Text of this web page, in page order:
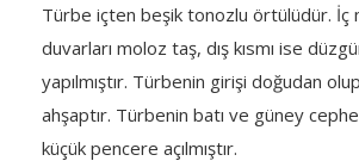
Türbe içten beşik tonozlu örtülüdür. İç
duvarları moloz taş, dış kısmı ise
yapılmıştır. Türbenin girişi doğudan
ahşaptır. Türbenin batı ve güney
küçük pencere açılmıştır.